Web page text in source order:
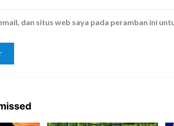
dan situs web saya pada peramban ini